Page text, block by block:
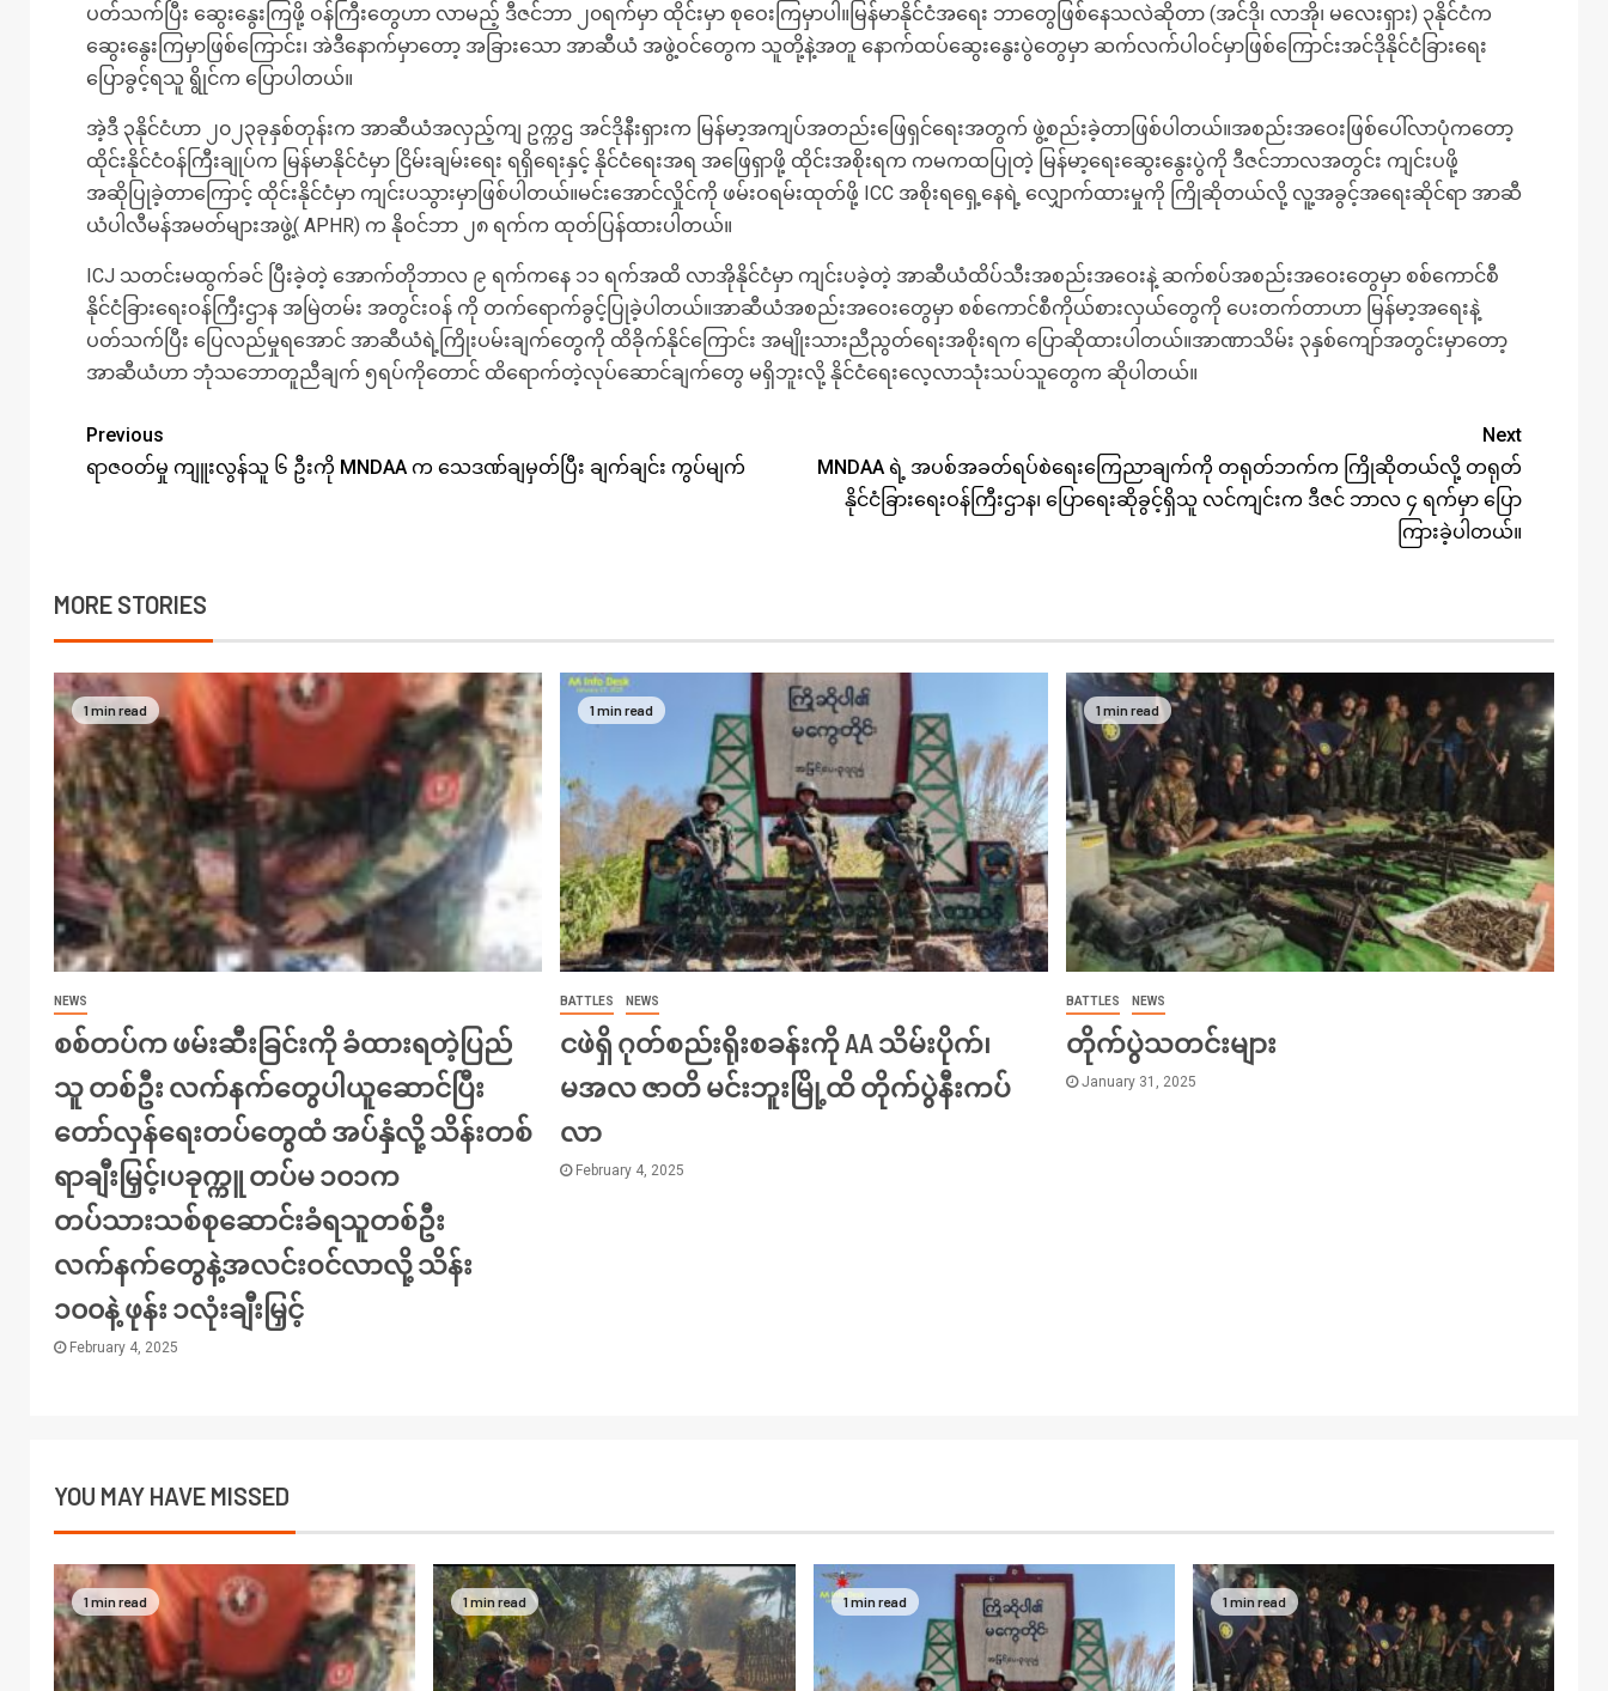
ပတ်သက်ပြီး ဆွေးနွေးကြဖို့ ဝန်ကြီးတွေဟာ လာမည့် ဒီဇင်ဘာ ၂၀ရက်မှာ ထိုင်းမှာ စုဝေးကြမှာပါ။မြန်မာနိုင်ငံအရေး ဘာတွေဖြစ်နေသလဲဆိုတာ (အင်ဒို၊ လာအို၊ မလေးရှား) ၃နိုင်ငံက
ဆွေးနွေးကြမှာဖြစ်ကြောင်း၊ အဲဒီနောက်မှာတော့ အခြားသော အာဆီယံ အဖွဲ့ဝင်တွေက သူတို့နဲ့အတူ နောက်ထပ်ဆွေးနွေးပွဲတွေမှာ ဆက်လက်ပါဝင်မှာဖြစ်ကြောင်းအင်ဒိုနိုင်ငံခြားရေး
ပြောခွင့်ရသူ ရွိုင်က ပြောပါတယ်။
အဲ့ဒီ ၃နိုင်ငံဟာ ၂၀၂၃ခုနှစ်တုန်းက အာဆီယံအလှည့်ကျ ဥက္ကဌ အင်ဒိုနီးရှားက မြန်မာ့အကျပ်အတည်းဖြေရှင်ရေးအတွက် ဖွဲ့စည်းခဲ့တာဖြစ်ပါတယ်။အစည်းအဝေးဖြစ်ပေါ်လာပုံကတော့
ထိုင်းနိုင်ငံဝန်ကြီးချုပ်က မြန်မာနိုင်ငံမှာ ငြိမ်းချမ်းရေး ရရှိရေးနှင့် နိုင်ငံရေးအရ အဖြေရှာဖို့ ထိုင်းအစိုးရက ကမကထပြုတဲ့ မြန်မာ့ရေးဆွေးနွေးပွဲကို ဒီဇင်ဘာလအတွင်း ကျင်းပဖို့
အဆိုပြုခဲ့တာကြောင့် ထိုင်းနိုင်ငံမှာ ကျင်းပသွားမှာဖြစ်ပါတယ်။မင်းအောင်လှိုင်ကို ဖမ်းဝရမ်းထုတ်ဖို့ ICC အစိုးရရှေ့နေရဲ့ လျှောက်ထားမှုကို ကြိုဆိုတယ်လို့ လူ့အခွင့်အရေးဆိုင်ရာ အာဆီ
ယံပါလီမန်အမတ်များအဖွဲ့( APHR) က နိုဝင်ဘာ ၂၈ ရက်က ထုတ်ပြန်ထားပါတယ်။
ICJ သတင်းမထွက်ခင် ပြီးခဲ့တဲ့ အောက်တိုဘာလ ၉ ရက်ကနေ ၁၁ ရက်အထိ လာအိုနိုင်ငံမှာ ကျင်းပခဲ့တဲ့ အာဆီယံထိပ်သီးအစည်းအဝေးနဲ့ ဆက်စပ်အစည်းအဝေးတွေမှာ စစ်ကောင်စီ
နိုင်ငံခြားရေးဝန်ကြီးဌာန အမြဲတမ်း အတွင်းဝန် ကို တက်ရောက်ခွင့်ပြုခဲ့ပါတယ်။အာဆီယံအစည်းအဝေးတွေမှာ စစ်ကောင်စီကိုယ်စားလှယ်တွေကို ပေးတက်တာဟာ မြန်မာ့အရေးနဲ့
ပတ်သက်ပြီး ပြေလည်မှုရအောင် အာဆီယံရဲ့ကြိုးပမ်းချက်တွေကို ထိခိုက်နိုင်ကြောင်း အမျိုးသားညီညွတ်ရေးအစိုးရက ပြောဆိုထားပါတယ်။အာဏာသိမ်း ၃နှစ်ကျော်အတွင်းမှာတော့
အာဆီယံဟာ ဘုံသဘောတူညီချက် ၅ရပ်ကိုတောင် ထိရောက်တဲ့လုပ်ဆောင်ချက်တွေ မရှိဘူးလို့ နိုင်ငံရေးလေ့လာသုံးသပ်သူတွေက ဆိုပါတယ်။
Previous
ရာဇဝတ်မှု ကျူးလွန်သူ ၆ ဦးကို MNDAA က သေဒဏ်ချမှတ်ပြီး ချက်ချင်း ကွပ်မျက်
Next
MNDAA ရဲ့ အပစ်အခတ်ရပ်စဲရေးကြေညာချက်ကို တရုတ်ဘက်က ကြိုဆိုတယ်လို့ တရုတ်
နိုင်ငံခြားရေးဝန်ကြီးဌာန၊ ပြောရေးဆိုခွင့်ရှိသူ လင်ကျင်းက ဒီဇင် ဘာလ ၄ ရက်မှာ ပြော
ကြားခဲ့ပါတယ်။
MORE STORIES
1 min read
NEWS
စစ်တပ်က ဖမ်းဆီးခြင်းကို ခံထားရတဲ့ပြည်
သူ တစ်ဦး လက်နက်တွေပါယူဆောင်ပြီး
တော်လှန်ရေးတပ်တွေထံ အပ်နှံလို့ သိန်းတစ်
ရာချီးမြှင့်၊ပခုက္ကူ တပ်မ ၁၀၁က
တပ်သားသစ်စုဆောင်းခံရသူတစ်ဦး
လက်နက်တွေနဲ့အလင်းဝင်လာလို့ သိန်း
၁၀၀နဲ့ ဖုန်း ၁လုံးချီးမြှင့်
February 4, 2025
1 min read
BATTLES NEWS
ငဖဲရှိ ဂုတ်စည်းရိုးစခန်းကို AA သိမ်းပိုက်၊
မအလ ဇာတိ မင်းဘူးမြို့ထိ တိုက်ပွဲနီးကပ်
လာ
February 4, 2025
1 min read
BATTLES NEWS
တိုက်ပွဲသတင်းများ
January 31, 2025
YOU MAY HAVE MISSED
1 min read 1 min read 1 min read 1 min read